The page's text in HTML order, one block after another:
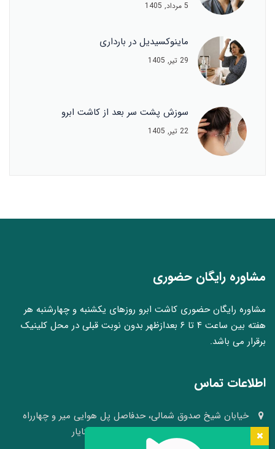
5 مرداد, 1405
ماینوکسیدیل در بارداری
29 تیر, 1405
سوزش پشت سر بعد از کاشت ابرو
22 تیر, 1405
مشاوره رایگان حضوری
مشاوره رایگان حضوری کاشت ابرو روزهای یکشنبه و چهارشنبه هر
هفته بین ساعت ۴ تا ۶ بعدازظهر بدون نوبت قبلی در محل کلینیک
برقرار می باشد.
اطلاعات تماس
خیابان شیخ صدوق شمالی، حدفاصل پل هوایی میر و چهارراه
وکلا، نبش کوچه ۴۱، کلینیک پوست و مو سینایار